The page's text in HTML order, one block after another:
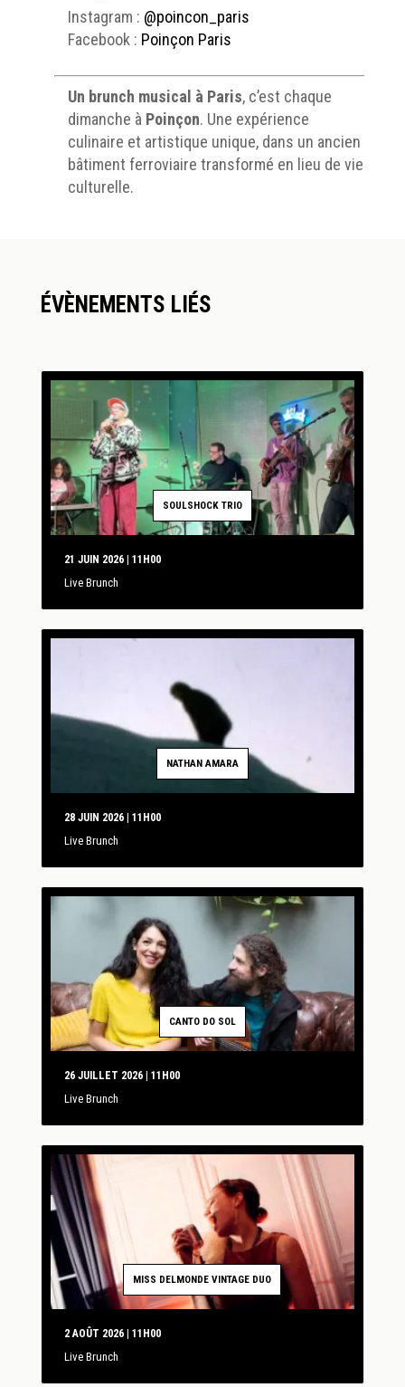
Instagram : @poincon_paris
Facebook : Poinçon Paris
Un brunch musical à Paris, c’est chaque
dimanche à Poinçon. Une expérience
culinaire et artistique unique, dans un ancien
bâtiment ferroviaire transformé en lieu de vie
culturelle.
ÉVÈNEMENTS LIÉS
SOULSHOCK TRIO
21 JUIN 2026 | 11H00
Live Brunch
NATHAN AMARA
28 JUIN 2026 | 11H00
Live Brunch
CANTO DO SOL
26 JUILLET 2026 | 11H00
Live Brunch
MISS DELMONDE VINTAGE DUO
2 AOÛT 2026 | 11H00
Live Brunch